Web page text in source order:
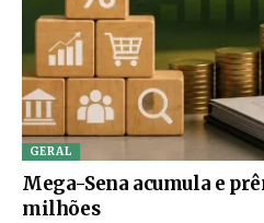
GERAL
Mega-Sena acumula e
milhões